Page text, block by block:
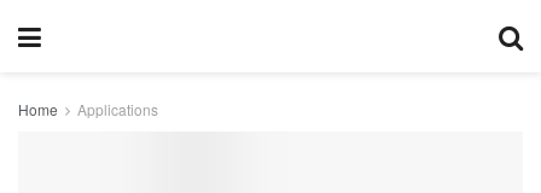
Home Applications